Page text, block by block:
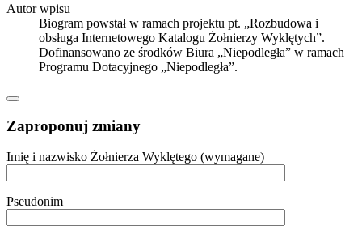
Autor wpisu
Biogram powstał w ramach projektu pt. „Rozbudowa i
obsługa Internetowego Katalogu Żołnierzy Wyklętych”.
Dofinansowano ze środków Biura „Niepodległa” w ramach
Programu Dotacyjnego „Niepodległa”.
Zaproponuj zmiany
Imię i nazwisko Żołnierza Wyklętego (wymagane)
Pseudonim